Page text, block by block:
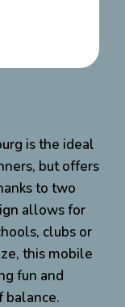
is the ideal
but offers
to two
allows for
clubs or
this mobile
fun and
balance.